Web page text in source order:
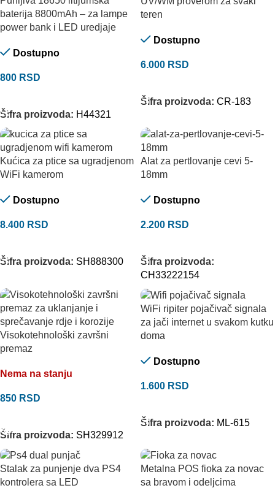
baterija 8800mAh – za lampe
power bank i LED uredjaje
Dostupno
800 RSD
Šifra proizvoda: H44321
teren
Dostupno
6.000 RSD
Šifra proizvoda: CR-183
Kućica za ptice sa ugradjenom
WiFi kamerom
Dostupno
8.400 RSD
Šifra proizvoda: SH888300
Alat za pertlovanje cevi 5-
18mm
Dostupno
2.200 RSD
Šifra proizvoda:
CH33222154
Visokotehnološki završni
premaz
Nema na stanju
850 RSD
Šifra proizvoda: SH329912
WiFi ripiter pojačivač signala
za jači internet u svakom kutku
doma
Dostupno
1.600 RSD
Šifra proizvoda: ML-615
Stalak za punjenje dva PS4
kontrolera sa LED
Metalna POS fioka za novac
sa bravom i odeljcima